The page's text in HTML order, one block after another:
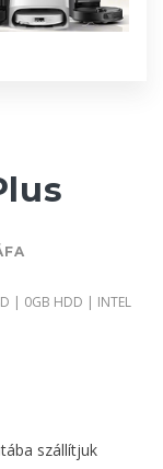
| 0GB HDD | INTEL
szállítjuk